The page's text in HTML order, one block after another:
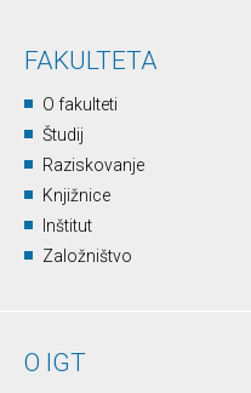
FAKULTETA
O fakulteti
Študij
Raziskovanje
Knjižnice
Inštitut
Založništvo
O IGT